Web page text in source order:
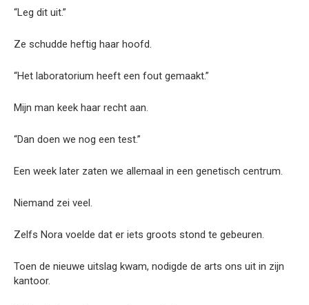
“Leg dit uit.”
Ze schudde heftig haar hoofd.
“Het laboratorium heeft een fout gemaakt.”
Mijn man keek haar recht aan.
“Dan doen we nog een test.”
Een week later zaten we allemaal in een genetisch centrum.
Niemand zei veel.
Zelfs Nora voelde dat er iets groots stond te gebeuren.
Toen de nieuwe uitslag kwam, nodigde de arts ons uit in zijn
kantoor.